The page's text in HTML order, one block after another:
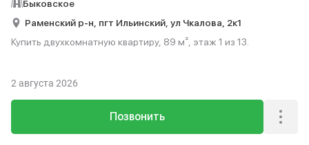
Быковское
Раменский р-н, пгт Ильинский, ул Чкалова, 2к1
Купить двухкомнатную квартиру, 89 м², этаж 1 из 13.
Позвонить
2 августа 2026